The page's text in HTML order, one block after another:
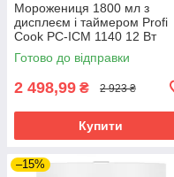
Морожениця 1800 мл з
дисплеєм і таймером Profi
Cook PC-ICM 1140 12 Вт
Готово до відправки
2 498,99 ₴ 2 923 ₴
Купити
–15%